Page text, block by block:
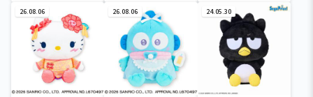
SOFVIMATES～マイメロ
ディ マーメイドver. ～
26.08.06 26.08.06 24.05.30